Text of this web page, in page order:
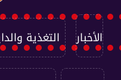
الأخبار التغذية